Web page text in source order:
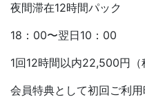
夜間滞在12時間パック
18：00〜翌日10：00
1回12時間以内22,500円（
会員特典として初回ご利